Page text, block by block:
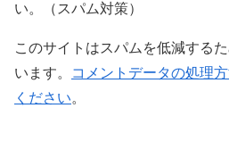
い。（スパム対策）
このサイトはスパムを低減する
います。
コメントデータの処理
ください。